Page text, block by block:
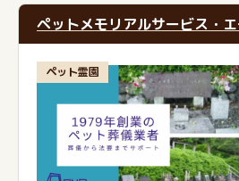
ペットメモリアルサービス・
ペット霊園